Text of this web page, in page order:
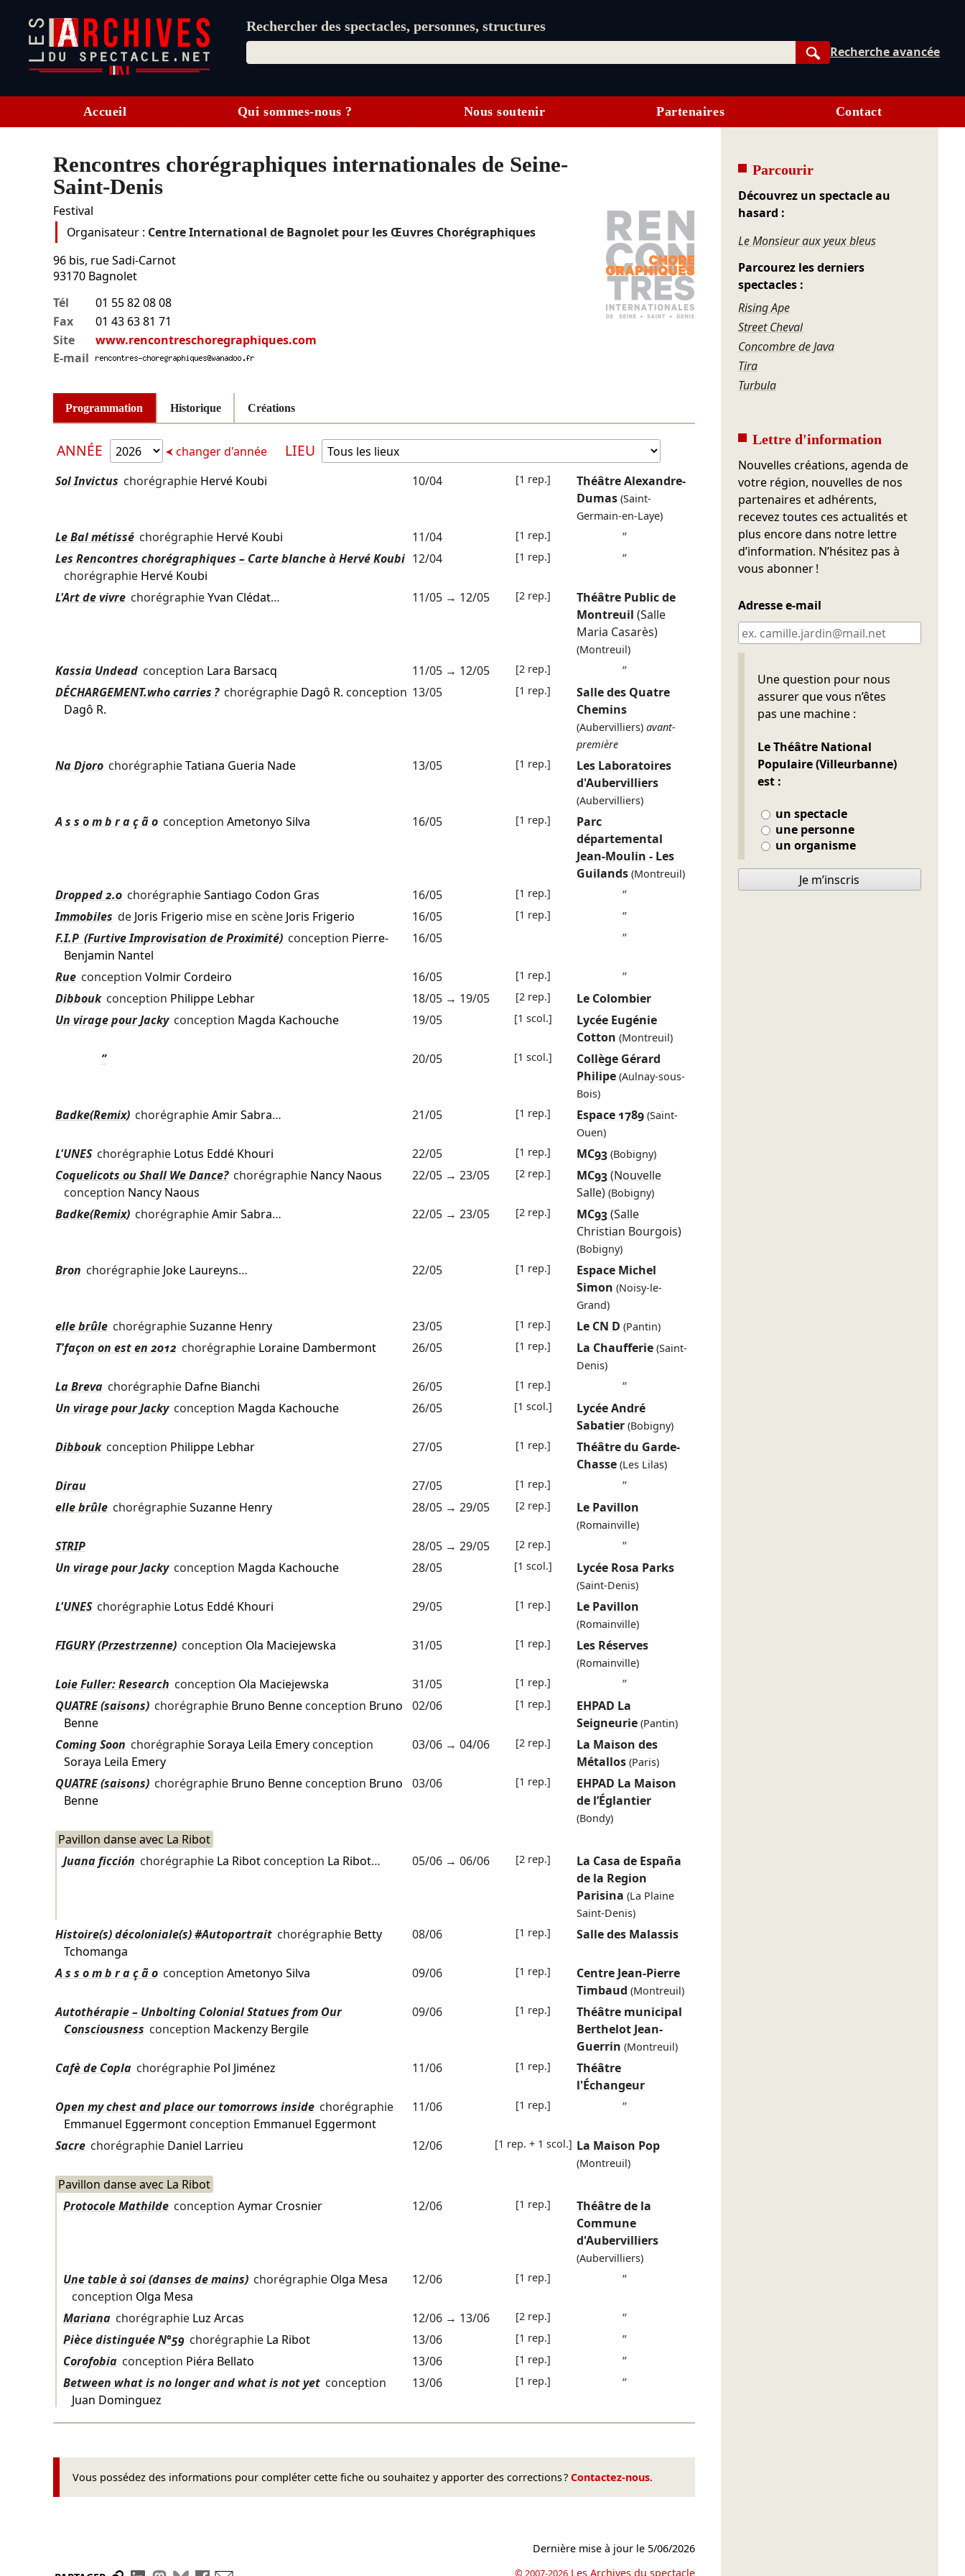
Rechercher des spectacles, personnes, structures
Rechercher
Recherche avancée
Accueil Qui sommes-nous ? Nous soutenir Partenaires Contact
Rencontres chorégraphiques internationales de Seine-
Saint-Denis
Festival
Organisateur : Centre International de Bagnolet pour les Œuvres Chorégraphiques
96 bis, rue Sadi-Carnot
93170 Bagnolet
Tél
01 55 82 08 08
Fax
01 43 63 81 71
Site
www.rencontreschoregraphiques.com
E-mail
Programmation Historique Créations
ANNÉE changer d'année LIEU
Sol Invictus chorégraphie Hervé Koubi 10/04 [1 rep.]
Théâtre Alexandre-
Dumas (Saint-
Germain-en-Laye)
Le Bal métissé chorégraphie Hervé Koubi 11/04 [1 rep.]
”
Les Rencontres chorégraphiques – Carte blanche à Hervé Koubi
chorégraphie Hervé Koubi
12/04 [1 rep.] ”
L'Art de vivre chorégraphieYvan Clédat… 11/05→ 12/05 [2 rep.]
Théâtre Public de
Montreuil (Salle
Maria Casarès)
(Montreuil)
Kassia Undead conception Lara Barsacq 11/05→ 12/05 [2 rep.]
”
DÉCHARGEMENT.who carries ? chorégraphie Dagô R. conception
Dagô R.
13/05 [1 rep.]
Salle des Quatre
Chemins
(Aubervilliers) avant-
première
Na Djoro chorégraphieTatiana Gueria Nade 13/05 [1 rep.]
Les Laboratoires
d'Aubervilliers
(Aubervilliers)
A s s o m b r a ç ã o conception Ametonyo Silva 16/05 [1 rep.]
Parc
départemental
Jean-Moulin - Les
Guilands (Montreuil)
Dropped 2.0 chorégraphieSantiago Codon Gras 16/05 [1 rep.]
”
Immobiles de Joris Frigerio mise en scène Joris Frigerio 16/05 [1 rep.]
”
F.I.P (Furtive Improvisation de Proximité) conception Pierre-
Benjamin Nantel
16/05 ”
Rue conception Volmir Cordeiro 16/05 [1 rep.]
”
Dibbouk conception Philippe Lebhar 18/05→ 19/05 [2 rep.]
Le Colombier
Un virage pour Jacky conception Magda Kachouche 19/05 [1 scol.]
Lycée Eugénie
Cotton (Montreuil)
” 20/05 [1 scol.]
Collège Gérard
Philipe (Aulnay-sous-
Bois)
Badke(Remix) chorégraphieAmir Sabra… 21/05 [1 rep.] Espace 1789 (Saint-
Ouen)
L'UNES chorégraphie Lotus Eddé Khouri 22/05 [1 rep.] MC93 (Bobigny)
Coquelicots ou Shall We Dance? chorégraphie Nancy Naous
conception Nancy Naous
22/05→ 23/05 [2 rep.] MC93(Nouvelle
Salle) (Bobigny)
Badke(Remix) chorégraphieAmir Sabra… 22/05→ 23/05 [2 rep.] MC93(Salle
Christian Bourgois)
(Bobigny)
Bron chorégraphie Joke Laureyns… 22/05 [1 rep.]
Espace Michel
Simon (Noisy-le-
Grand)
elle brûle chorégraphieSuzanne Henry 23/05 [1 rep.] Le CN D (Pantin)
T'façon on est en 2012 chorégraphie Loraine Dambermont 26/05 [1 rep.] La Chaufferie (Saint-
Denis)
La Breva chorégraphie Dafne Bianchi 26/05 [1 rep.]
”
Un virage pour Jacky conception Magda Kachouche 26/05 [1 scol.]
Lycée André
Sabatier (Bobigny)
Dibbouk conception Philippe Lebhar 27/05 [1 rep.]
Théâtre du Garde-
Chasse (Les Lilas)
Dirau 27/05 [1 rep.]
”
elle brûle chorégraphieSuzanne Henry 28/05→ 29/05 [2 rep.] Le Pavillon
(Romainville)
STRIP 28/05→ 29/05 [2 rep.]
”
Un virage pour Jacky conception Magda Kachouche 28/05 [1 scol.] Lycée Rosa Parks
(Saint-Denis)
L'UNES chorégraphie Lotus Eddé Khouri 29/05 [1 rep.] Le Pavillon
(Romainville)
FIGURY (Przestrzenne) conception Ola Maciejewska 31/05 [1 rep.] Les Réserves
(Romainville)
Loie Fuller: Research conception Ola Maciejewska 31/05 [1 rep.]
”
QUATRE (saisons) chorégraphie Bruno Benneconception Bruno
Benne
02/06 [1 rep.]
EHPAD La
Seigneurie (Pantin)
Coming Soon chorégraphieSoraya Leila Emeryconception
Soraya Leila Emery
03/06→ 04/06 [2 rep.]
La Maison des
Métallos (Paris)
QUATRE (saisons) chorégraphie Bruno Benneconception Bruno
Benne
03/06 [1 rep.]
EHPAD La Maison
de l’Églantier
(Bondy)
Pavillon danse avec La Ribot
Juana ficción chorégraphie La Ribotconception La Ribot… 05/06→ 06/06 [2 rep.]
La Casa de España
de la Region
Parisina (La Plaine
Saint-Denis)
Histoire(s) décoloniale(s) #Autoportrait chorégraphie Betty
Tchomanga
08/06 [1 rep.] Salle des Malassis
A s s o m b r a ç ã o conception Ametonyo Silva 09/06 [1 rep.]
Centre Jean-Pierre
Timbaud (Montreuil)
Autothérapie – Unbolting Colonial Statues from Our
Consciousness conception Mackenzy Bergile
09/06 [1 rep.]
Théâtre municipal
Berthelot Jean-
Guerrin (Montreuil)
Cafè de Copla chorégraphie Pol Jiménez 11/06 [1 rep.]
Théâtre
l'Échangeur
Open my chest and place our tomorrows inside chorégraphie
Emmanuel Eggermontconception Emmanuel Eggermont
11/06 [1 rep.] ”
Sacre chorégraphie Daniel Larrieu 12/06 [1 rep. + 1 scol.] La Maison Pop
(Montreuil)
Pavillon danse avec La Ribot
Protocole Mathilde conception Aymar Crosnier 12/06 [1 rep.]
Théâtre de la
Commune
d'Aubervilliers
(Aubervilliers)
Une table à soi (danses de mains) chorégraphie Olga Mesa
conception Olga Mesa
12/06 [1 rep.] ”
Mariana chorégraphie Luz Arcas 12/06→ 13/06 [2 rep.]
”
Pièce distinguée N°59 chorégraphie La Ribot 13/06 [1 rep.]
”
Corofobia conception Piéra Bellato 13/06 [1 rep.]
”
Between what is no longer and what is not yet conception
Juan Dominguez
13/06 [1 rep.] ”
Vous possédez des informations pour compléter cette fiche ou souhaitez y apporter des corrections ? Contactez-nous.
Dernière mise à jour le 5/06/2026
© 2007-2026 Les Archives du spectacle
Parcourir
Découvrez un spectacle au
hasard :
Le Monsieur aux yeux bleus
Parcourez les derniers
spectacles :
Rising Ape
Street Cheval
Concombre de Java
Tira
Turbula
Lettre d'information
Nouvelles créations, agenda de
votre région, nouvelles de nos
partenaires et adhérents,
recevez toutes ces actualités et
plus encore dans notre lettre
d’information. N’hésitez pas à
vous abonner !
Adresse e-mail
Une question pour nous
assurer que vous n’êtes
pas une machine :
Le Théâtre National
Populaire (Villeurbanne)
est :
un spectacle
une personne
un organisme
Ne pas remplir
Je m’inscris